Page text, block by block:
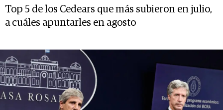
Top 5 de los Cedears que más subieron en julio,
a cuáles apuntarles en agosto